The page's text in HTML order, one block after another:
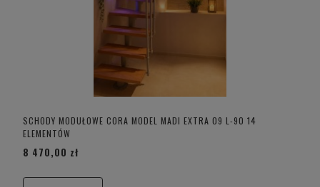
SCHODY MODUŁOWE CORA MODEL MADI EXTRA 09 L-90 14
ELEMENTÓW
8 470,00 zł